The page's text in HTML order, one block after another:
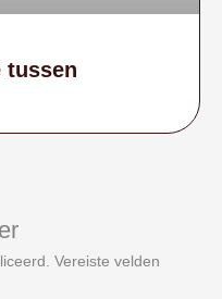
tussen
Vereiste velden